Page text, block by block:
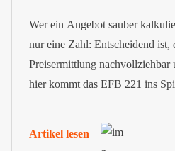
Wer ein Angebot sauber
nur eine Zahl: Entscheidend ist,
Preisermittlung nachvollziehbar
hier kommt das EFB 221 ins
Artikel lesen